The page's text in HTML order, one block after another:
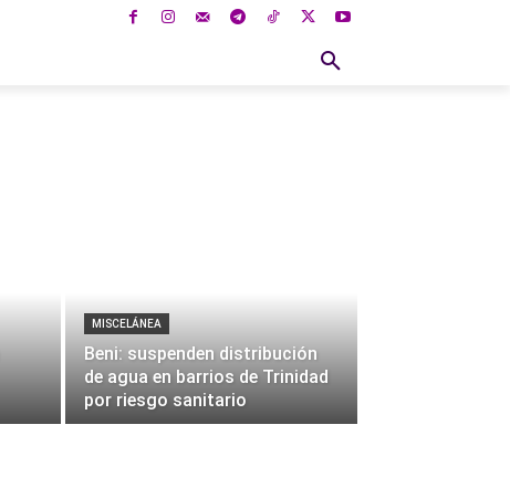
MISCELÁNEA
Beni: suspenden distribución
de agua en barrios de Trinidad
por riesgo sanitario